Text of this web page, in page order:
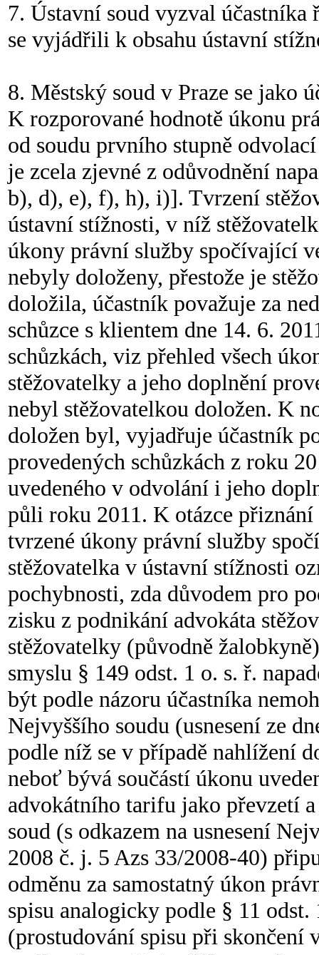
7. Ústavní soud vyzval
se vyjádřili k obsahu ústavní
8. Městský soud v Praze se jako
K rozporované hodnotě úkonu
od soudu prvního stupně
je zcela zjevné z odůvodnění
b), d), e), f), h), i)]. Tvrzení
ústavní stížnosti, v níž
úkony právní služby spočívající
nebyly doloženy, přestože je
doložila, účastník považuje za
schůzce s klientem dne 14. 6.
schůzkách, viz přehled všech
stěžovatelky a jeho doplnění
nebyl stěžovatelkou doložen. K
doložen byl, vyjadřuje účastník
provedených schůzkách z roku
uvedeného v odvolání i jeho
půli roku 2011. K otázce
tvrzené úkony právní služby
stěžovatelka v ústavní stížnosti
pochybnosti, zda důvodem pro
zisku z podnikání advokáta
stěžovatelky (původně
smyslu § 149 odst. 1 o. s. ř.
být podle názoru účastníka
Nejvyššího soudu (usnesení ze
podle níž se v případě nahlížení
neboť bývá součástí úkonu
advokátního tarifu jako převzetí
soud (s odkazem na usnesení
2008 č. j. 5 Azs 33/2008-40)
odměnu za samostatný úkon
spisu analogicky podle § 11
(prostudování spisu při skončení